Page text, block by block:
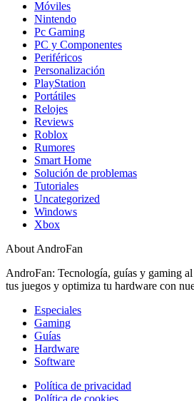
Móviles
Nintendo
Pc Gaming
PC y Componentes
Periféricos
Personalización
PlayStation
Portátiles
Relojes
Reviews
Roblox
Rumores
Smart Home
Solución de problemas
Tutoriales
Uncategorized
Windows
Xbox
About AndroFan
AndroFan: Tecnología, guías y gaming
tus juegos y optimiza tu hardware con
Especiales
Gaming
Guías
Hardware
Software
Política de privacidad
Política de cookies